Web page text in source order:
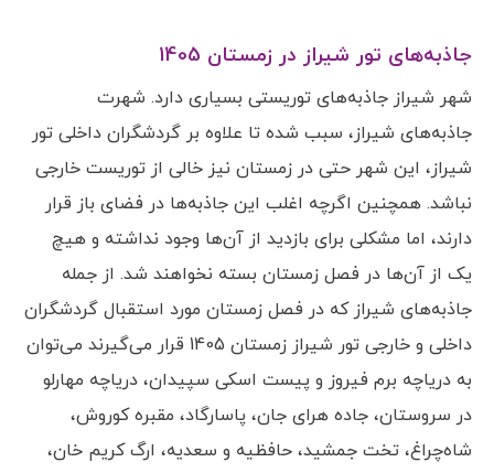
جاذبه‌های تور شیراز در زمستان 1405
شهر شیراز جاذبه‌های توریستی بسیاری دارد. شهرت
جاذبه‌های شیراز، سبب شده تا علاوه بر گردشگران داخلی تور
شیراز، این شهر حتی در زمستان نیز خالی از توریست خارجی
نباشد. همچنین اگرچه اغلب این جاذبه‌ها در فضای باز قرار
دارند، اما مشکلی برای بازدید از آن‌ها وجود نداشته و هیچ
یک از آن‌ها در فصل زمستان بسته نخواهند شد. از جمله
جاذبه‌های شیراز که در فصل زمستان مورد استقبال گردشگران
داخلی و خارجی تور شیراز زمستان 1405 قرار می‌گیرند می‌توان
به دریاچه برم فیروز و پیست اسکی سپیدان، دریاچه مهارلو
در سروستان، جاده هرای جان، پاسارگاد، مقبره کوروش،
شاه‌چراغ، تخت جمشید، حافظیه و سعدیه، ارگ کریم خان،